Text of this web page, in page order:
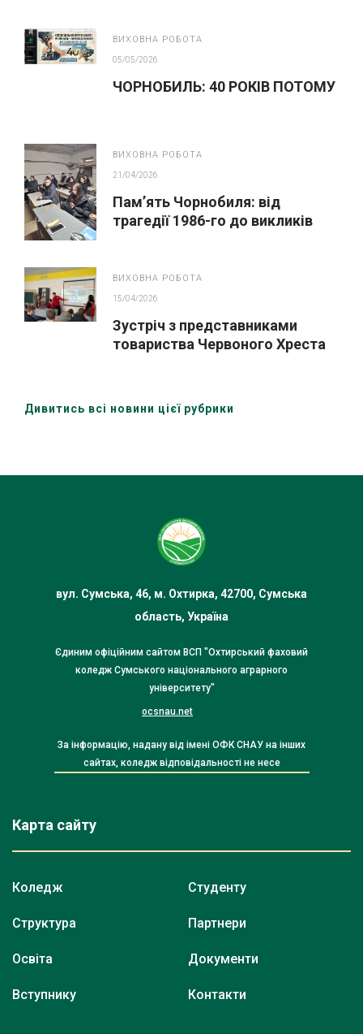
ВИХОВНА РОБОТА
05/05/2026
ЧОРНОБИЛЬ: 40 РОКІВ ПОТОМУ
ВИХОВНА РОБОТА
21/04/2026
Пам’ять Чорнобиля: від
трагедії 1986-го до викликів
ВИХОВНА РОБОТА
15/04/2026
Зустріч з представниками
товариства Червоного Хреста
Дивитись всі новини цієї рубрики
вул. Сумська, 46, м. Охтирка, 42700, Сумська
область, Україна
Єдиним офіційним сайтом ВСП "Охтирський фаховий
коледж Сумського національного аграрного
університету"
ocsnau.net
За інформацію, надану від імені ОФК СНАУ на інших
сайтах, коледж відповідальності не несе
Карта сайту
Коледж
Структура
Освіта
Вступнику
Студенту
Партнери
Документи
Контакти